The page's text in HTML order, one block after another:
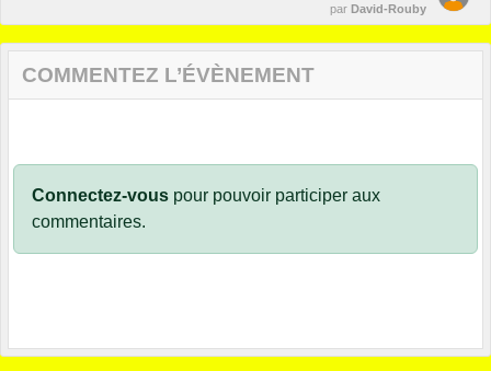
par David-Rouby
COMMENTEZ L’ÉVÈNEMENT
Connectez-vous pour pouvoir participer aux
commentaires.